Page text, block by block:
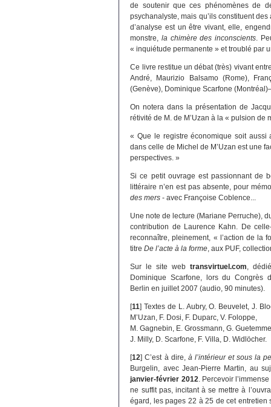
de soutenir que ces phénomènes de
psychanalyste, mais qu’ils constituent
d’analyse est un être vivant, elle,
monstre,la chimère des inconscients.
« inquiétude permanente » et troublé par
Ce livre restitue un débat (très) vivant
André, Maurizio Balsamo (Rome),
(Genève), Dominique Scarfone
On notera dans la présentation de
rétivité de M. de M’Uzan à la « pulsion de
« Que le registre économique soit aussi
dans celle de Michel de M’Uzan est une
perspectives. »
Si ce petit ouvrage est passionnant de
littéraire n’en est pas absente, pour
des mers- avec Françoise Coblence...
Une note de lecture (Mariane Perruche),
contribution de Laurence Kahn. De
reconnaître, pleinement, « l’action de la
titreDe l’acte à la forme, aux PUF,
Sur le site webtransvirtuel.com,
Dominique Scarfone, lors du Congrès
Berlin en juillet 2007 (audio, 90 minutes).
[11]Textes de L. Aubry, O. Beuvelet, J.
M’Uzan, F. Dosi, F. Duparc, V. Foloppe,
M. Gagnebin, E. Grossmann, G.
J. Milly, D. Scarfone, F. Villa, D. Widlöcher.
[12]C’est à dire, à l’intérieur et sous la
Burgelin, avec Jean-Pierre Martin, au
janvier-février 2012. Percevoir
ne suffit pas, incitant à se mettre à
égard, les pages 22 à 25 de cet